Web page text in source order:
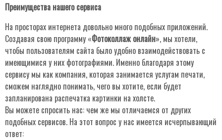
Преимущества нашего сервиса
На просторах интернета довольно много подобных приложений.
Создавая свою программу «Фотоколлаж онлайн», мы хотели,
чтобы пользователям сайта было удобно взаимодействовать с
имеющимися у них фотографиями. Именно благодаря этому
сервису мы как компания, которая занимается услугам печати,
сможем наглядно понимать, чего вы хотите, если будет
запланирована распечатка картинки на холсте.
Вы можете спросить нас: чем же мы отличаемся от других
подобных сервисов. На этот вопрос у нас имеется исчерпывающий
ответ: